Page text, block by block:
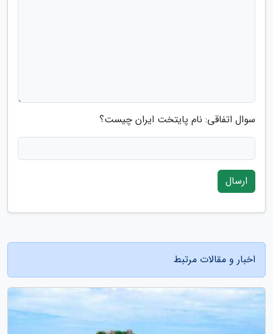
سوال اتفاقی: نام پایتخت ایران چیست؟
ارسال
اخبار و مقالات مرتبط